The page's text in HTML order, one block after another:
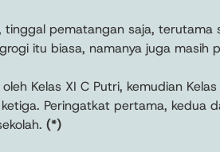
tinggal pematangan saja, terutama
itu biasa, namanya juga masih
Kelas XI C Putri, kemudian
Peringatkat pertama, kedua
(*)